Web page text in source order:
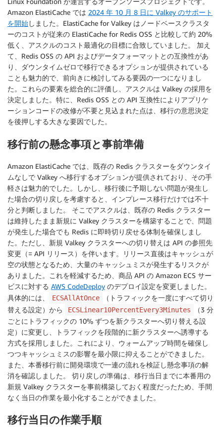
Amazon ElastiCache では 2024 年 10 月 8 日に Valkey のサポート
を開始しました。ElastiCache for Valkey はノードベースクラスタ
ーのコストが従来の ElastiCache for Redis OSS と比較して約 20%
低く、アスクルのコスト最適化の目標に合致していました。 加え
て、Redis OSS の API およびデータフォーマットとの互換性があ
り、ダウンタイムゼロで移行できるオプションが提供されている
ことも魅力的で、前向きに検討してみる要因の一つになりまし
た。これらの要素を総合的に評価し、アスクルは Valkey の採用を
決定しました。特に、Redis OSS との API 互換性によりアプリケ
ーションコードの改修が不要と見込まれた点は、移行の意思決定
を後押しする大きな要因でした。
移行前の懸念事項と事前準備
Amazon ElastiCache では、既存の Redis クラスターをダウンタイ
ムなしで Valkey へ移行するオプションが提供されており、その手
軽さは魅力的でした。しかし、移行後に予期しない問題が発生し
た場合の切り戻しを考慮すると、インプレース移行だけでは不十
分と判断しました。 そこでアスクルは、既存の Redis クラスター
は維持したまま新規に Valkey クラスターを構築することで、問題
が発生した場合でも Redis に即時切り戻せる体制を確保しまし
た。ただし、新規 Valkey クラスターへの切り替えは API の参照先
変更（= API リリース）を伴います。リリース直後はキャッシュが
空の状態となるため、大量のキャッシュミスが発生するリスクが
ありました。これを軽減するため、商品 API の Amazon ECS サー
ビスに対する AWS CodeDeploy のデプロイ設定を変更しました。
具体的には、
ECSAllAtOnce
（トラフィックを一度にすべて切り
替える設定）から
ECSLinear10PercentEvery3Minutes
（3 分
ごとにトラフィックの 10% ずつを新クラスターへ切り替える設
定）に変更し、トラフィックを段階的に新クラスターへ誘導する
方式を採用しました。これにより、ウォームアップ時間を確保し
つつキャッシュミスの影響を最小限に抑えることができました。
また、本番移行前に開発環境で一連の流れを検証し懸念事項の解
消を確認しました。 切り戻しの準備は、移行当日までに本番用の
新規 Valkey クラスターを事前構築しておく程度だったため、手間
なく当日の作業を最小化することができました。
移行当日の作業手順